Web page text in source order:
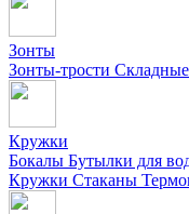
Зонты
Зонты-трости
Кружки
Бокалы Бутылки для
Кружки Стаканы